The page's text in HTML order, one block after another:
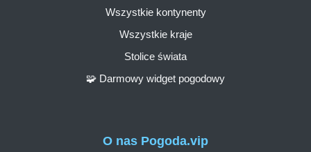
O nas Pogoda.vip
Wszystkie kontynenty
Wszystkie kraje
Stolice świata
🧩 Darmowy widget pogodowy